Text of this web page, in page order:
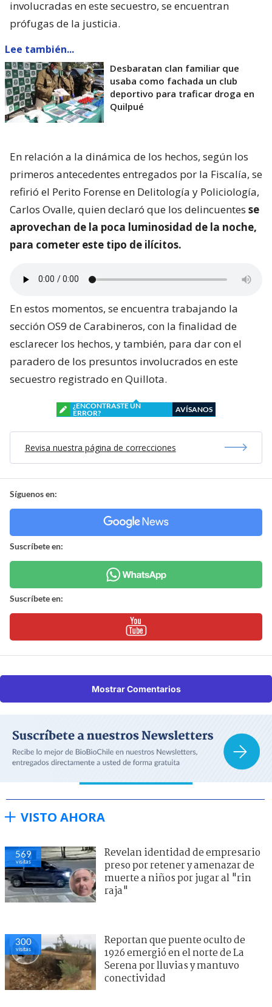
involucradas en este secuestro, se encuentran
prófugas de la justicia.
Lee también...
Desbaratan clan familiar que
usaba como fachada un club
deportivo para traficar droga en
Quilpué
En relación a la dinámica de los hechos, según los
primeros antecedentes entregados por la Fiscalía, se
refirió el Perito Forense en Delitología y Policiología,
Carlos Ovalle, quien declaró que los delincuentes se
aprovechan de la poca luminosidad de la noche,
para cometer este tipo de ilícitos.
En estos momentos, se encuentra trabajando la
sección OS9 de Carabineros, con la finalidad de
esclarecer los hechos, y también, para dar con el
paradero de los presuntos involucrados en este
secuestro registrado en Quillota.
¿ENCONTRASTE UN
ERROR?
AVÍSANOS
Revisa nuestra página de correcciones
Síguenos en:
Suscríbete en:
Suscríbete en:
Mostrar Comentarios
VISTO AHORA
569
visitas
Revelan identidad de empresario
preso por retener y amenazar de
muerte a niños por jugar al "rin
raja"
300
visitas
Reportan que puente oculto de
1926 emergió en el norte de La
Serena por lluvias y mantuvo
conectividad